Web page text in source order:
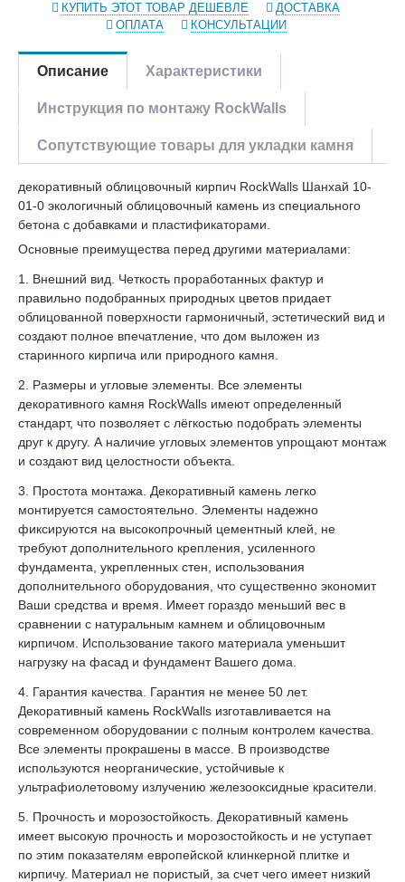
КУПИТЬ ЭТОТ ТОВАР ДЕШЕВЛЕ
ДОСТАВКА
ОПЛАТА
КОНСУЛЬТАЦИИ
Описание Характеристики
Инструкция по монтажу RockWalls
Сопутствующие товары для укладки камня
декоративный облицовочный кирпич RockWalls Шанхай 10-
01-0 экологичный облицовочный камень из специального
бетона с добавками и пластификаторами.
Основные преимущества перед другими материалами:
1. Внешний вид. Четкость проработанных фактур и
правильно подобранных природных цветов придает
облицованной поверхности гармоничный, эстетический вид и
создают полное впечатление, что дом выложен из
старинного кирпича или природного камня.
2. Размеры и угловые элементы. Все элементы
декоративного камня RockWalls имеют определенный
стандарт, что позволяет с лёгкостью подобрать элементы
друг к другу. А наличие угловых элементов упрощают монтаж
и создают вид целостности объекта.
3. Простота монтажа. Декоративный камень легко
монтируется самостоятельно. Элементы надежно
фиксируются на высокопрочный цементный клей, не
требуют дополнительного крепления, усиленного
фундамента, укрепленных стен, использования
дополнительного оборудования, что существенно экономит
Ваши средства и время. Имеет гораздо меньший вес в
сравнении с натуральным камнем и облицовочным
кирпичом. Использование такого материала уменьшит
нагрузку на фасад и фундамент Вашего дома.
4. Гарантия качества. Гарантия не менее 50 лет.
Декоративный камень RockWalls изготавливается на
современном оборудовании с полным контролем качества.
Все элементы прокрашены в массе. В производстве
используются неорганические, устойчивые к
ультрафиолетовому излучению железооксидные красители.
5. Прочность и морозостойкость. Декоративный камень
имеет высокую прочность и морозостойкость и не уступает
по этим показателям европейской клинкерной плитке и
кирпичу. Материал не пористый, за счет чего имеет низкий